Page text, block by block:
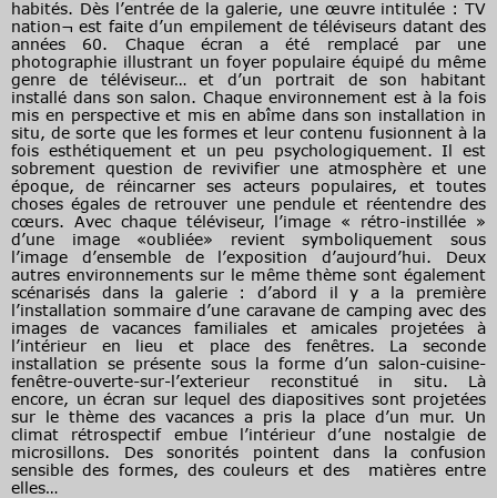
habités. Dès l’entrée de la galerie, une œuvre intitulée : TV
nation¬ est faite d’un empilement de téléviseurs datant des
années 60. Chaque écran a été remplacé par une
photographie illustrant un foyer populaire équipé du même
genre de téléviseur… et d’un portrait de son habitant
installé dans son salon. Chaque environnement est à la fois
mis en perspective et mis en abîme dans son installation in
situ, de sorte que les formes et leur contenu fusionnent à la
fois esthétiquement et un peu psychologiquement. Il est
sobrement question de revivifier une atmosphère et une
époque, de réincarner ses acteurs populaires, et toutes
choses égales de retrouver une pendule et réentendre des
cœurs. Avec chaque téléviseur, l’image « rétro-instillée »
d’une image «oubliée» revient symboliquement sous
l’image d’ensemble de l’exposition d’aujourd’hui. Deux
autres environnements sur le même thème sont également
scénarisés dans la galerie : d’abord il y a la première
l’installation sommaire d’une caravane de camping avec des
images de vacances familiales et amicales projetées à
l’intérieur en lieu et place des fenêtres. La seconde
installation se présente sous la forme d’un salon-cuisine-
fenêtre-ouverte-sur-l’exterieur reconstitué in situ. Là
encore, un écran sur lequel des diapositives sont projetées
sur le thème des vacances a pris la place d’un mur. Un
climat rétrospectif embue l’intérieur d’une nostalgie de
microsillons. Des sonorités pointent dans la confusion
sensible des formes, des couleurs et des matières entre
elles…